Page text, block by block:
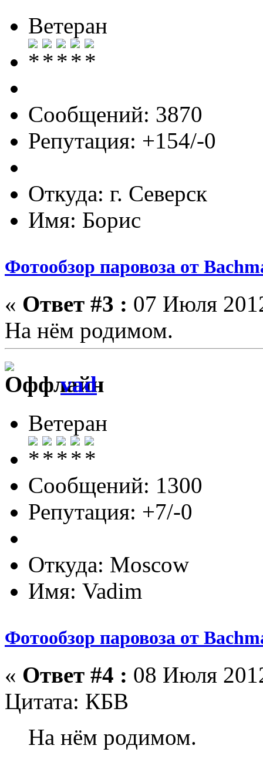
Ветеран
Сообщений: 3870
Репутация: +154/-0
Откуда: г. Северск
Имя: Борис
Фотообзор паровоза от
« Ответ #3 : 07 Июля
На нём родимом.
vad
Ветеран
Сообщений: 1300
Репутация: +7/-0
Откуда: Moscow
Имя: Vadim
Фотообзор паровоза от
« Ответ #4 : 08 Июля
Цитата: КБВ
На нём родимом.